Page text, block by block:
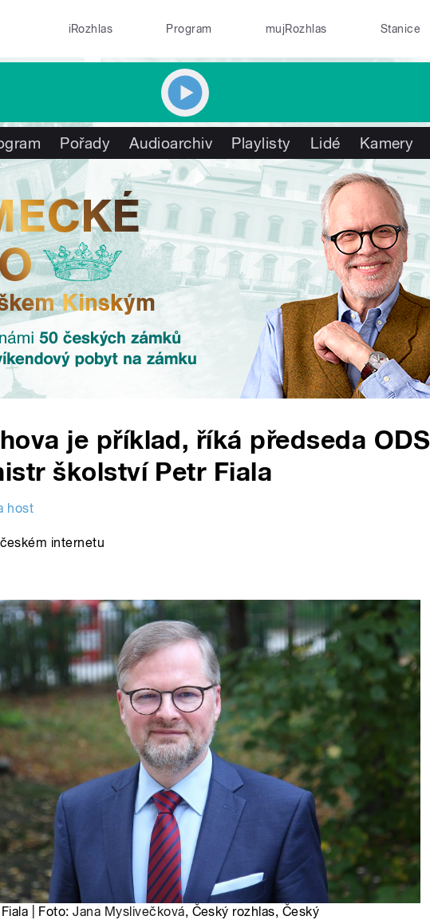
iRozhlas Program mujRozhlas Stanice
Pořady Audioarchiv Playlisty Lidé Kamery
je příklad, říká předseda ODS
školství Petr Fiala
host
internetu
| Foto:Jana Myslivečková, Český rozhlas, Český